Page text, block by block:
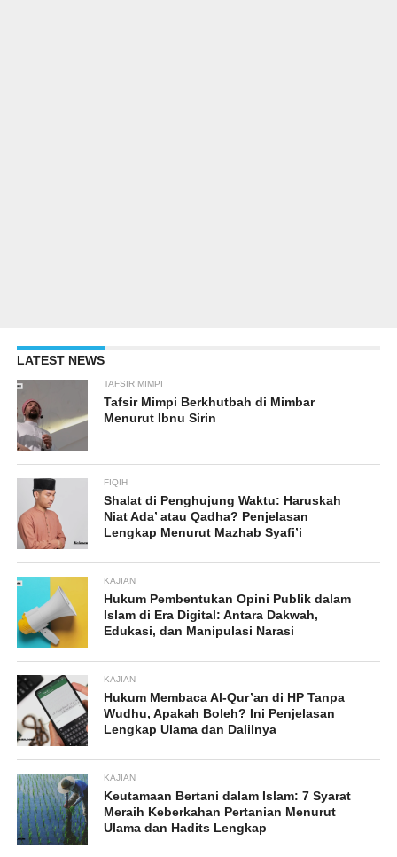
LATEST NEWS
TAFSIR MIMPI
Tafsir Mimpi Berkhutbah di Mimbar
Menurut Ibnu Sirin
FIQIH
Shalat di Penghujung Waktu: Haruskah
Niat Ada’ atau Qadha? Penjelasan
Lengkap Menurut Mazhab Syafi’i
KAJIAN
Hukum Pembentukan Opini Publik dalam
Islam di Era Digital: Antara Dakwah,
Edukasi, dan Manipulasi Narasi
KAJIAN
Hukum Membaca Al-Qur’an di HP Tanpa
Wudhu, Apakah Boleh? Ini Penjelasan
Lengkap Ulama dan Dalilnya
KAJIAN
Keutamaan Bertani dalam Islam: 7 Syarat
Meraih Keberkahan Pertanian Menurut
Ulama dan Hadits Lengkap